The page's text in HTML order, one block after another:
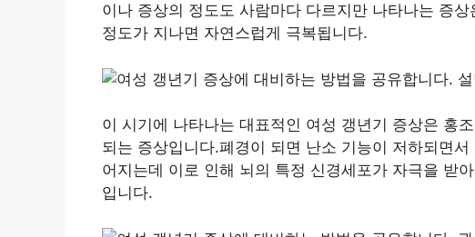
이나 증상의 정도도 사람마다 다르지만 나타나는 증
정도가 지나면 자연스럽게 극복됩니다.
이 시기에 나타나는 대표적인 여성 갱년기 증상은 홍
되는 증상입니다.폐경이 되면 난소 기능이 저하되면
어지는데 이로 인해 뇌의 특정 신경세포가 자극을 받
입니다.